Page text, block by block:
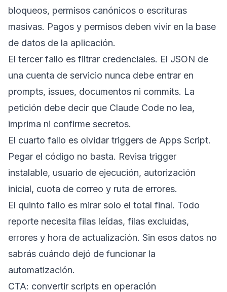
bloqueos, permisos canónicos o escrituras
masivas. Pagos y permisos deben vivir en la base
de datos de la aplicación.
El tercer fallo es filtrar credenciales. El JSON de
una cuenta de servicio nunca debe entrar en
prompts, issues, documentos ni commits. La
petición debe decir que Claude Code no lea,
imprima ni confirme secretos.
El cuarto fallo es olvidar triggers de Apps Script.
Pegar el código no basta. Revisa trigger
instalable, usuario de ejecución, autorización
inicial, cuota de correo y ruta de errores.
El quinto fallo es mirar solo el total final. Todo
reporte necesita filas leídas, filas excluidas,
errores y hora de actualización. Sin esos datos no
sabrás cuándo dejó de funcionar la
automatización.
CTA: convertir scripts en operación